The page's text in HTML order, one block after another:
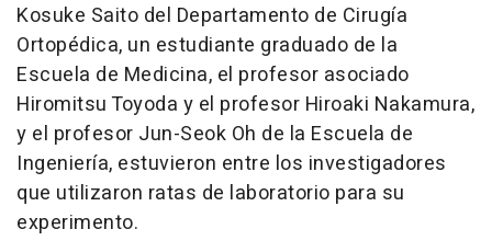
Kosuke Saito del Departamento de Cirugía
Ortopédica, un estudiante graduado de la
Escuela de Medicina, el profesor asociado
Hiromitsu Toyoda y el profesor Hiroaki Nakamura,
y el profesor Jun-Seok Oh de la Escuela de
Ingeniería, estuvieron entre los investigadores
que utilizaron ratas de laboratorio para su
experimento.